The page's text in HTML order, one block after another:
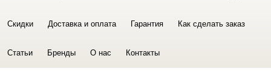
Скидки Доставка и оплата Гарантия Как сделать заказ
Статьи Бренды О нас Контакты